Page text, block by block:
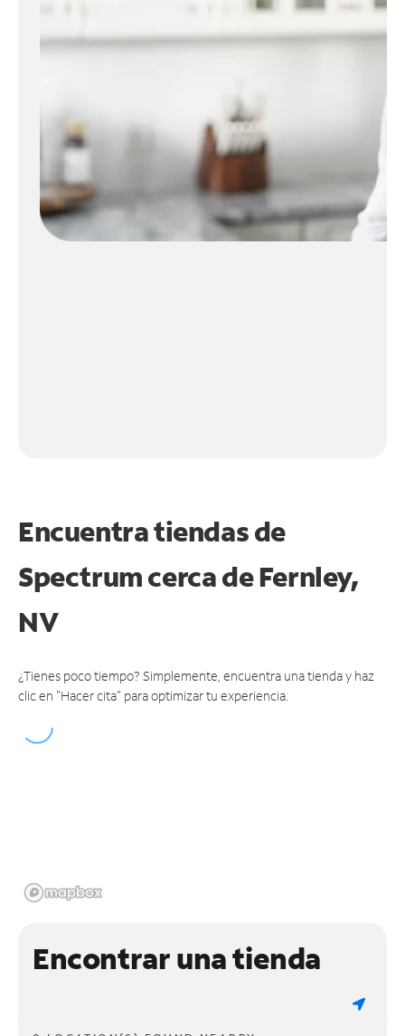
Encuentra tiendas de
Spectrum cerca deFernley,
NV
¿Tienes poco tiempo? Simplemente, encuentra una tienda y haz
clic en "Hacer cita" para optimizar tu experiencia.
Encontrar una tienda